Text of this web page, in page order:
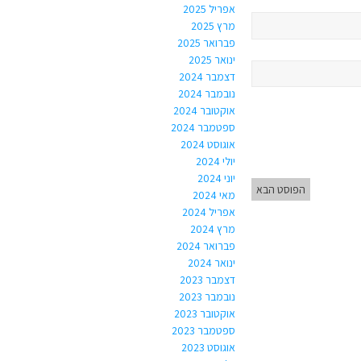
הפוסט הבא
אפריל 2025
מרץ 2025
פברואר 2025
ינואר 2025
דצמבר 2024
נובמבר 2024
אוקטובר 2024
ספטמבר 2024
אוגוסט 2024
יולי 2024
יוני 2024
מאי 2024
אפריל 2024
מרץ 2024
פברואר 2024
ינואר 2024
דצמבר 2023
נובמבר 2023
אוקטובר 2023
ספטמבר 2023
אוגוסט 2023